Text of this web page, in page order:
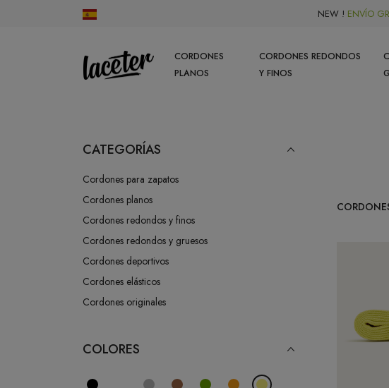
NEW ! ENVÍO
CORDONES
PLANOS
CORDONES REDONDOS
Y FINOS
CATEGORÍAS
Cordones para zapatos
Cordones planos
Cordones redondos y finos
Cordones redondos y gruesos
Cordones deportivos
Cordones elásticos
Cordones originales
COLORES